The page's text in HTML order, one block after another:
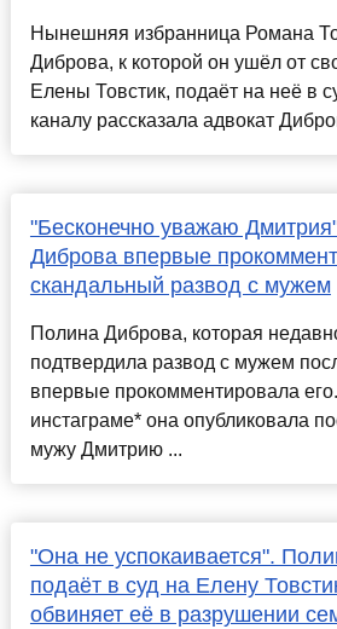
Нынешняя избранница Романа
Диброва, к которой он ушёл от
Елены Товстик, подаёт на неё в
каналу рассказала адвокат
"Бесконечно уважаю
Диброва впервые
скандальный развод с мужем
Полина Диброва, которая
подтвердила развод с мужем
впервые прокомментировала
инстаграме* она опубликовала
мужу Дмитрию ...
"Она не успокаивается".
подаёт в суд на Елену
обвиняет её в разрушении